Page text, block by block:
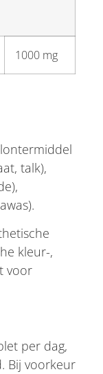
1000 mg
talk),
kleur-,
voor
per dag,
Bij voorkeur